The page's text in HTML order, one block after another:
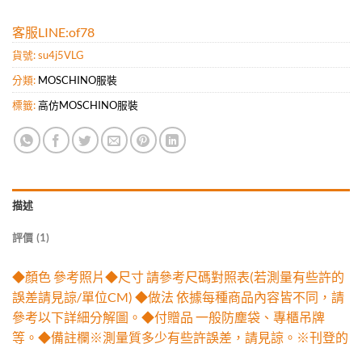
客服LINE:of78
貨號:su4j5VLG
分類: MOSCHINO服裝
標籤:高仿MOSCHINO服裝
描述
評價 (1)
◆顏色 參考照片◆尺寸 請參考尺碼對照表(若測量有些許的
誤差請見諒/單位CM) ◆做法 依據每種商品內容皆不同，請
參考以下詳細分解圖。◆付贈品 一般防塵袋、專櫃吊牌
等。◆備註欄※測量質多少有些許誤差，請見諒。※刊登的